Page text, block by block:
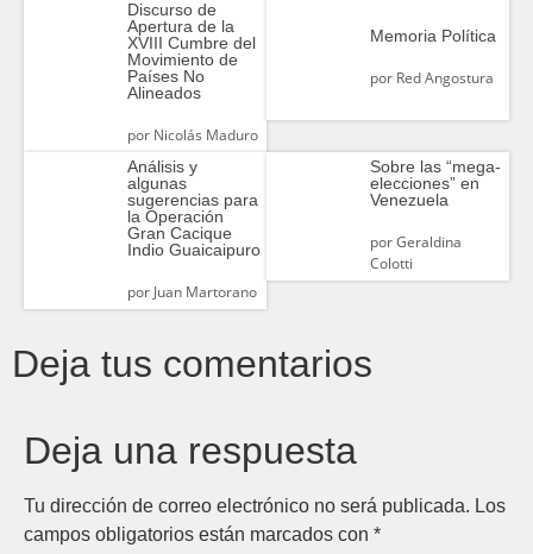
Discurso de
Apertura de la
XVIII Cumbre del
Movimiento de
Países No
Alineados
porNicolás Maduro
Memoria Política
porRed Angostura
Análisis y
algunas
sugerencias para
la Operación
Gran Cacique
Indio Guaicaipuro
porJuan Martorano
Sobre las “mega-
elecciones” en
Venezuela
porGeraldina
Colotti
Deja tus comentarios
Deja una respuesta
Tu dirección de correo electrónico no será publicada. Los
campos obligatorios están marcados con *